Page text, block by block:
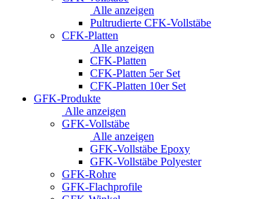
Alle anzeigen
Pultrudierte CFK-Vollstäbe
CFK-Platten
Alle anzeigen
CFK-Platten
CFK-Platten 5er Set
CFK-Platten 10er Set
GFK-Produkte
Alle anzeigen
GFK-Vollstäbe
Alle anzeigen
GFK-Vollstäbe Epoxy
GFK-Vollstäbe Polyester
GFK-Rohre
GFK-Flachprofile